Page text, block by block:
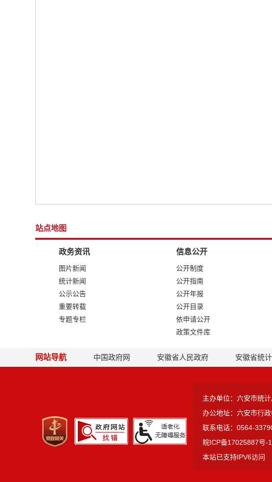
站点地图
政务资讯
图片新闻
统计新闻
公示公告
重要转载
专题专栏
信息公开
公开制度
公开指南
公开年报
公开目录
依申请公开
政策文件库
网站导航 中国政府网 安徽省人民政府 安徽省统
主办单位：六安市统计
办公地址：六安市行
联系电话：0564-
皖ICP备17025887号-1
本站已支持IPV6访问